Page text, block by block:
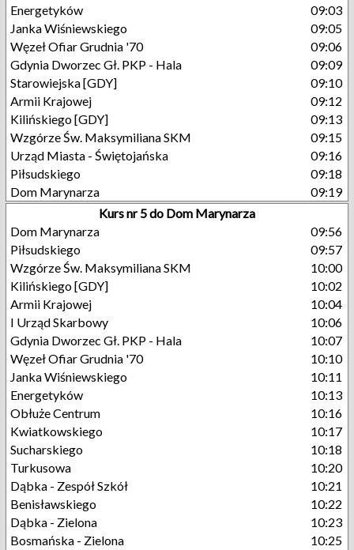
Energetyków
09:03
Janka Wiśniewskiego
09:05
Węzeł Ofiar Grudnia '70
09:06
Gdynia Dworzec Gł. PKP - Hala
09:09
Starowiejska [GDY]
09:10
Armii Krajowej
09:12
Kilińskiego [GDY]
09:13
Wzgórze Św. Maksymiliana SKM
09:15
Urząd Miasta - Świętojańska
09:16
Piłsudskiego
09:18
Dom Marynarza
09:19
Kurs nr 5 do Dom Marynarza
Dom Marynarza
09:56
Piłsudskiego
09:57
Wzgórze Św. Maksymiliana SKM
10:00
Kilińskiego [GDY]
10:02
Armii Krajowej
10:04
I Urząd Skarbowy
10:06
Gdynia Dworzec Gł. PKP - Hala
10:07
Węzeł Ofiar Grudnia '70
10:10
Janka Wiśniewskiego
10:11
Energetyków
10:13
Obłuże Centrum
10:16
Kwiatkowskiego
10:17
Sucharskiego
10:18
Turkusowa
10:20
Dąbka - Zespół Szkół
10:21
Benisławskiego
10:22
Dąbka - Zielona
10:23
Bosmańska - Zielona
10:25